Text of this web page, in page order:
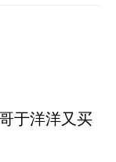
于洋洋又买